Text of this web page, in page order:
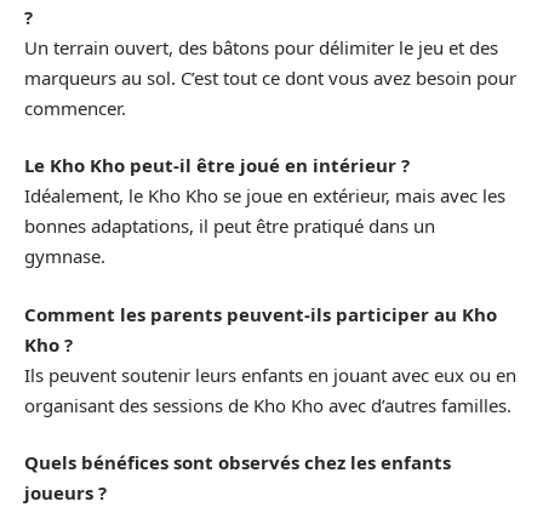
?
Un terrain ouvert, des bâtons pour délimiter le jeu et des
marqueurs au sol. C’est tout ce dont vous avez besoin pour
commencer.
Le Kho Kho peut-il être joué en intérieur ?
Idéalement, le Kho Kho se joue en extérieur, mais avec les
bonnes adaptations, il peut être pratiqué dans un
gymnase.
Comment les parents peuvent-ils participer au Kho
Kho ?
Ils peuvent soutenir leurs enfants en jouant avec eux ou en
organisant des sessions de Kho Kho avec d’autres familles.
Quels bénéfices sont observés chez les enfants
joueurs ?